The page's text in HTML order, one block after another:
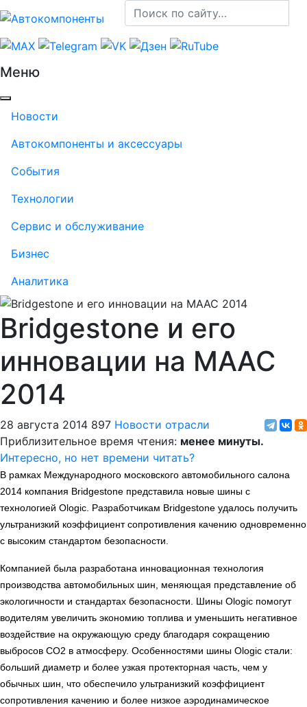
Меню
Новости
Автокомпоненты и аксессуары
События
Технологии
Сервис и обслуживание
Бизнес
Аналитика
Bridgestone и его
инновации на МААС
2014
28 августа 2014 897 Новости отрасли
Приблизительное время чтения: менее минуты.
Интересно, но нет времени читать?
В рамках Международного московского автомобильного салона
2014 компания Bridgestone представила новые шины с
технологией Ologic. Разработчикам Bridgestone удалось получить
ультранизкий коэффициент сопротивления качению одновременно
с высоким стандартом безопасности.
Компанией была разработана инновационная технология
производства автомобильных шин, меняющая представление об
экологичности и стандартах безопасности. Шины Ologic помогут
водителям увеличить экономию топлива и уменьшить негативное
воздействие на окружающую среду благодаря сокращению
выбросов СО2 в атмосферу. Особенностями шины Ologic стали:
больший диаметр и более узкая протекторная часть, чем у
обычных шин, что обеспечило ультранизкий коэффициент
сопротивления качению и более низкое аэродинамическое